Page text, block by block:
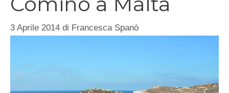
3 Aprile 2014 di Francesca Spanò